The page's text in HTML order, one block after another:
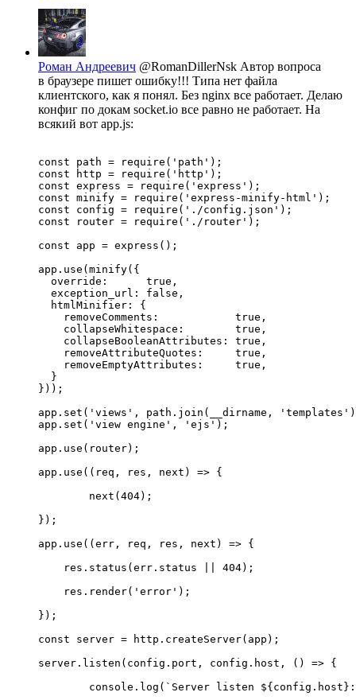
Роман Андреевич @RomanDillerNsk Автор вопроса
в браузере пишет ошибку!!! Типа нет файла
клиентского, как я понял. Без nginx все работает. Делаю
конфиг по докам socket.io все равно не работает. На
всякий вот app.js:
const path = require('path');
const http = require('http');
const express = require('express');
const minify = require('express-minify-html');
const config = require('./config.json');
const router = require('./router');
const app = express();
app.use(minify({
  override:      true,
  exception_url: false,
  htmlMinifier: {
    removeComments:            true,
    collapseWhitespace:        true,
    collapseBooleanAttributes: true,
    removeAttributeQuotes:     true,
    removeEmptyAttributes:     true,
  }
}));
app.set('views', path.join(__dirname,
app.set('view engine', 'ejs');
app.use(router);
app.use((req, res, next) => {
});
app.use((err, req, res, next) => {
    res.status(err.status || 404);
    res.render('error');
});
const server = http.createServer(app);
server.listen(config.port, config.host, () => {